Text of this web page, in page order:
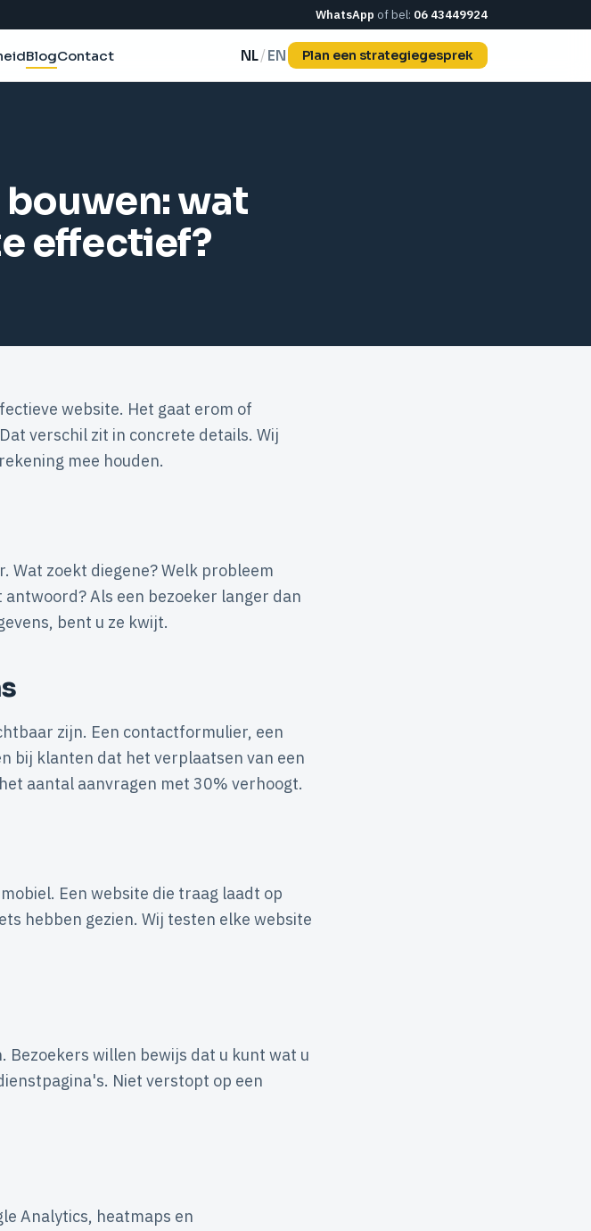
WhatsApp of bel: 06 43449924
BlogContact NL/ EN Plan een strategiegesprek
wat
effectief?
website. Het gaat erom of
verschil zit in concrete details. Wij
mee houden.
Wat zoekt diegene? Welk probleem
Als een bezoeker langer dan
bent u ze kwijt.
zijn. Een contactformulier, een
bij klanten dat het verplaatsen van een
aantal aanvragen met 30% verhoogt.
Een website die traag laadt op
hebben gezien. Wij testen elke website
willen bewijs dat u kunt wat u
Niet verstopt op een
Analytics, heatmaps en